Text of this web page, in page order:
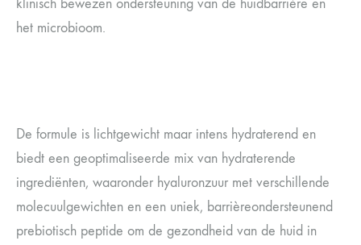
klinisch bewezen ondersteuning van de huidbarrière en
het microbioom.
De formule is lichtgewicht maar intens hydraterend en
biedt een geoptimaliseerde mix van hydraterende
ingrediënten, waaronder hyaluronzuur met verschillende
molecuulgewichten en een uniek, barrièreondersteunend
prebiotisch peptide om de gezondheid van de huid in